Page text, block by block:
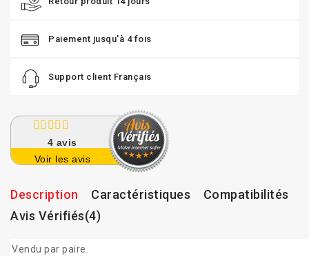
Paiement jusqu'à 4 fois
Support client Français
4 avis
Voir les avis
Description Caractéristiques
Compatibilités
Avis Vérifiés(4)
Vendu par paire.